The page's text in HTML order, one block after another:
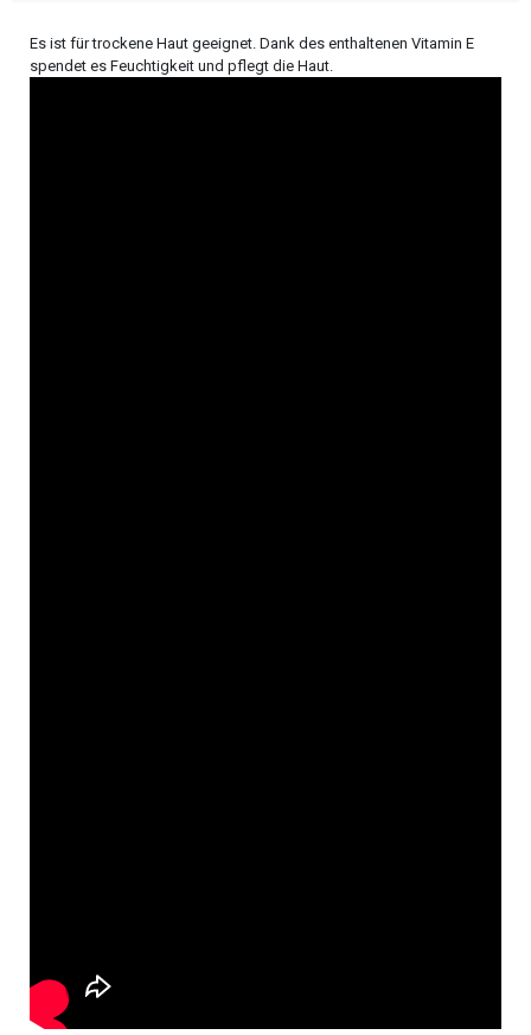
Es ist für trockene Haut geeignet. Dank des enthaltenen Vitamin E
spendet es Feuchtigkeit und pflegt die Haut.